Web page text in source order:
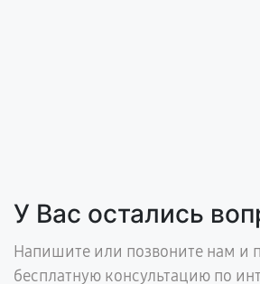
У Вас остались
Напишите или позвоните нам и
бесплатную консультацию по